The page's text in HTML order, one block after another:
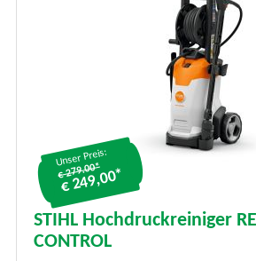
Unser Preis:
€ 279.00*
€ 249,00*
STIHL Hochdruckreiniger
CONTROL